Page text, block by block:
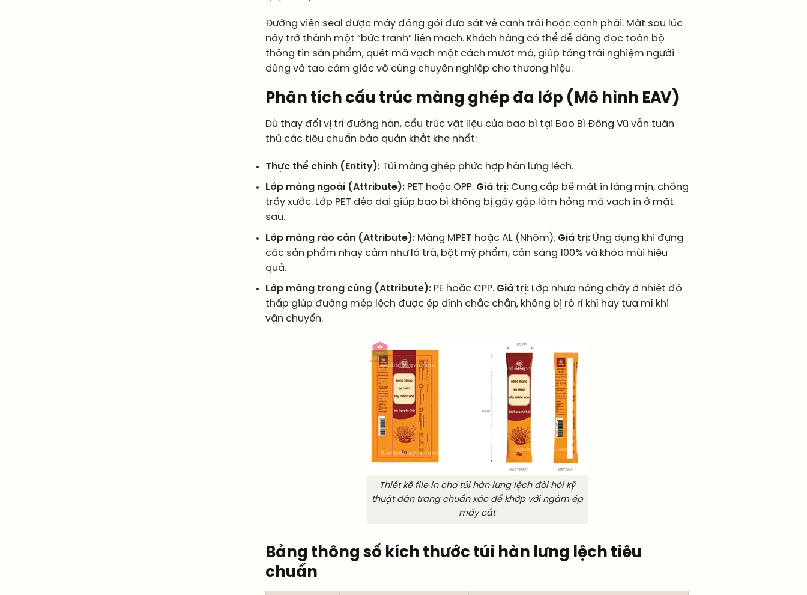
Đường viền seal được máy đóng gói đưa sát về cạnh trái hoặc cạnh phải. Mặt sau lúc
này trở thành một “bức tranh” liền mạch. Khách hàng có thể dễ dàng đọc toàn bộ
thông tin sản phẩm, quét mã vạch một cách mượt mà, giúp tăng trải nghiệm người
dùng và tạo cảm giác vô cùng chuyên nghiệp cho thương hiệu.
Phân tích cấu trúc màng ghép đa lớp (Mô hình EAV)
Dù thay đổi vị trí đường hàn, cấu trúc vật liệu của bao bì tại Bao Bì Đông Vũ vẫn tuân
thủ các tiêu chuẩn bảo quản khắt khe nhất:
Thực thể chính (Entity): Túi màng ghép phức hợp hàn lưng lệch.
Lớp màng ngoài (Attribute): PET hoặc OPP. Giá trị: Cung cấp bề mặt in láng mịn, chống
trầy xước. Lớp PET dẻo dai giúp bao bì không bị gãy gập làm hỏng mã vạch in ở mặt
sau.
Lớp màng rào cản (Attribute): Màng MPET hoặc AL (Nhôm). Giá trị: Ứng dụng khi đựng
các sản phẩm nhạy cảm như lá trà, bột mỹ phẩm, cản sáng 100% và khóa mùi hiệu
quả.
Lớp màng trong cùng (Attribute): PE hoặc CPP. Giá trị: Lớp nhựa nóng chảy ở nhiệt độ
thấp giúp đường mép lệch được ép dính chắc chắn, không bị rò rỉ khí hay tưa mí khi
vận chuyển.
Thiết kế file in cho túi hàn lưng lệch đòi hỏi kỹ
thuật dàn trang chuẩn xác để khớp với ngàm ép
máy cắt
Bảng thông số kích thước túi hàn lưng lệch tiêu
chuẩn